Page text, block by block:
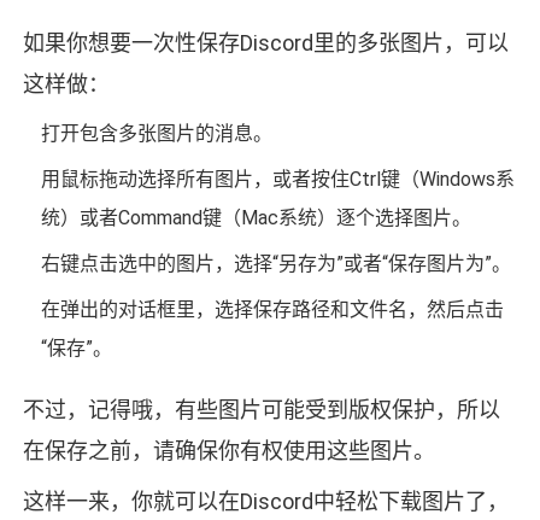
如果你想要一次性保存Discord里的多张图片，可以
这样做：
打开包含多张图片的消息。
用鼠标拖动选择所有图片，或者按住Ctrl键（Windows系
统）或者Command键（Mac系统）逐个选择图片。
右键点击选中的图片，选择“另存为”或者“保存图片为”。
在弹出的对话框里，选择保存路径和文件名，然后点击
“保存”。
不过，记得哦，有些图片可能受到版权保护，所以
在保存之前，请确保你有权使用这些图片。
这样一来，你就可以在Discord中轻松下载图片了，